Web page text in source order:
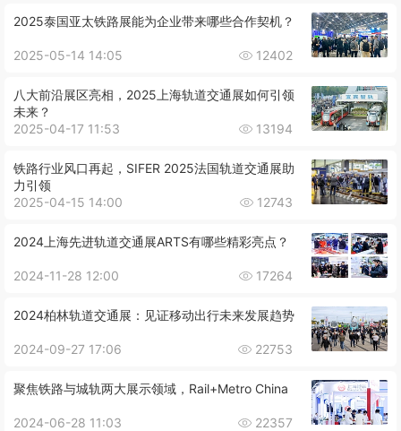
2025泰国亚太铁路展能为企业带来哪些合作契机？
2025-05-14 14:05 12402
八大前沿展区亮相，2025上海轨道交通展如何引领
未来？
2025-04-17 11:53
13194
铁路行业风口再起，SIFER 2025法国轨道交通展助
力引领
2025-04-15 14:00
12743
2024上海先进轨道交通展ARTS有哪些精彩亮点？
2024-11-28 12:00 17264
2024柏林轨道交通展：见证移动出行未来发展趋势
2024-09-27 17:06 22753
聚焦铁路与城轨两大展示领域，Rail+Metro China
2024-06-28 11:03 22357